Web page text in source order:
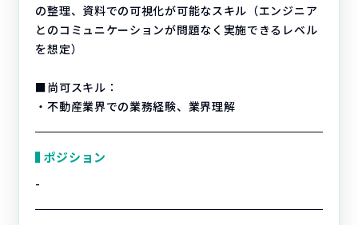
の整理、資料での可視化が可能なスキル（エンジニア
とのコミュニケーションが問題なく実施できるレベル
を想定）
■尚可スキル：
・不動産業界での業務経験、業界理解
ポジション
-